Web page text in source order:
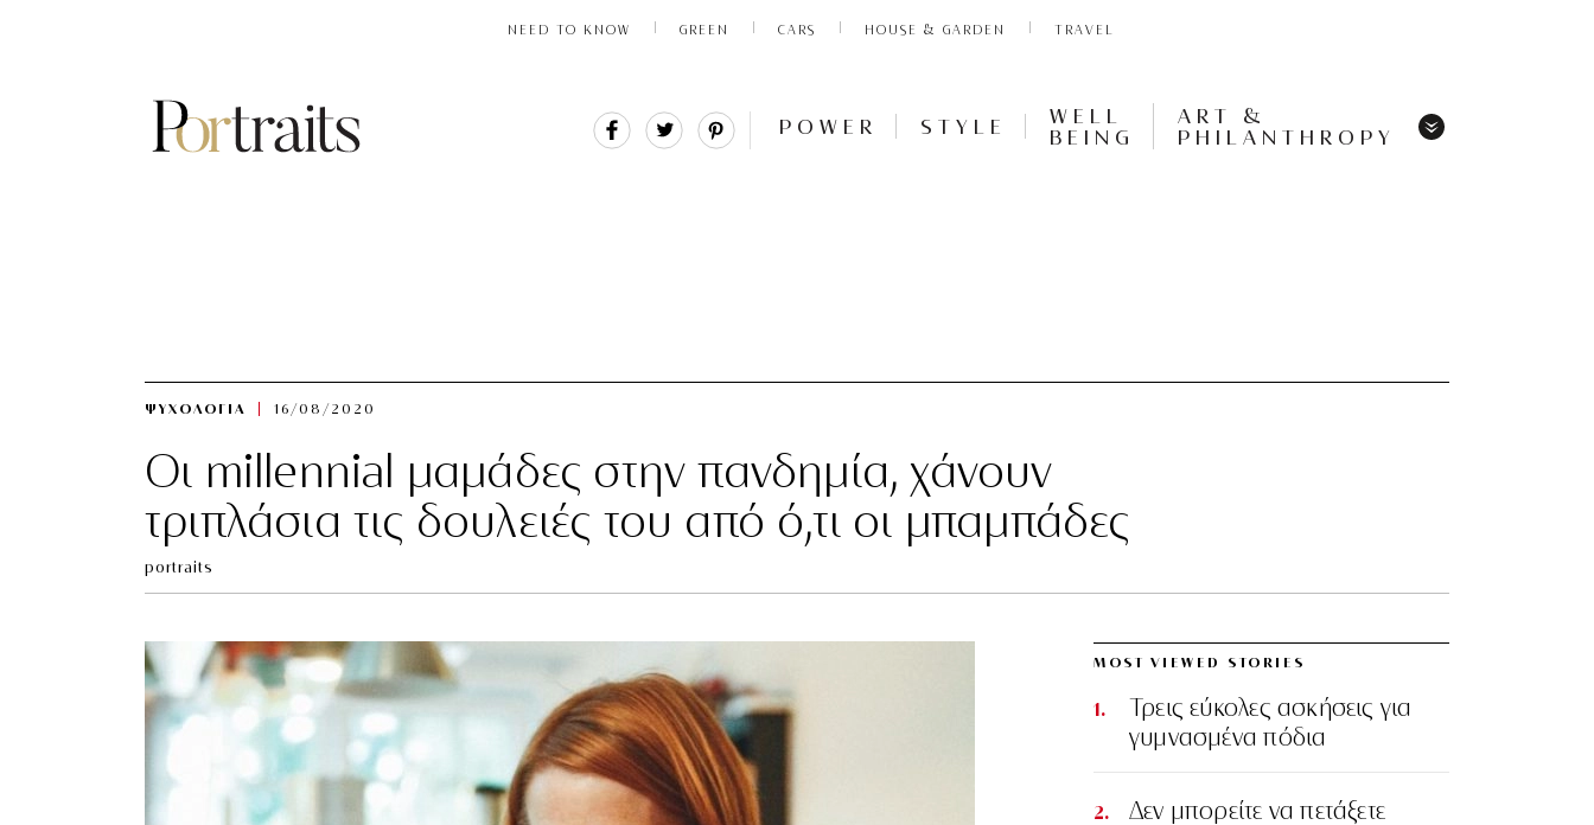
NEED TO KNOW GREEN CARS HOUSE & GARDEN TRAVEL
Share Tweet POWER STYLE
WELL
BEING
ART &
PHILANTHROPY
ΨΥΧΟΛΟΓΙΑ 16/08/2020
Οι millennial μαμάδες στην πανδημία, χάνουν
τριπλάσια τις δουλειές του από ό,τι οι μπαμπάδες
portraits
MOST VIEWED STORIES
Τρεις εύκολες ασκήσεις για
γυμνασμένα πόδια
Δεν μπορείτε να πετάξετε